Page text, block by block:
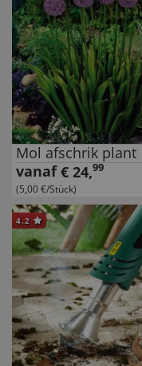
Mol afschrik plant
vanaf € 24,99
(5,00 €/Stück)
4.2